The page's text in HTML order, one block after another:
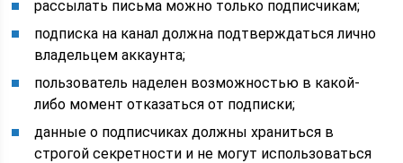
рассылать письма можно только подписчикам;
подписка на канал должна подтверждаться лично
владельцем аккаунта;
пользователь наделен возможностью в какой-
либо момент отказаться от подписки;
данные о подписчиках должны храниться в
строгой секретности и не могут использоваться